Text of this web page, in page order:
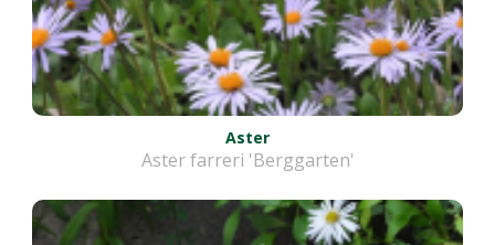
Aster
Aster farreri 'Berggarten'